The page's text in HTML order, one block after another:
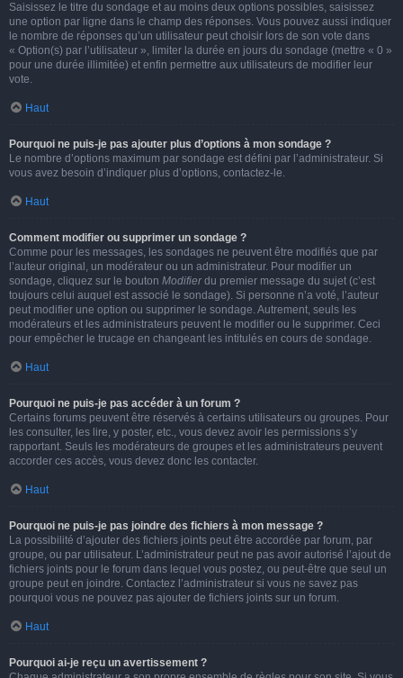
Saisissez le titre du sondage et au moins deux options possibles, saisissez
une option par ligne dans le champ des réponses. Vous pouvez aussi indiquer
le nombre de réponses qu’un utilisateur peut choisir lors de son vote dans
« Option(s) par l’utilisateur », limiter la durée en jours du sondage (mettre « 0 »
pour une durée illimitée) et enfin permettre aux utilisateurs de modifier leur
vote.
Haut
Pourquoi ne puis-je pas ajouter plus d’options à mon sondage ?
Le nombre d’options maximum par sondage est défini par l’administrateur. Si
vous avez besoin d’indiquer plus d’options, contactez-le.
Haut
Comment modifier ou supprimer un sondage ?
Comme pour les messages, les sondages ne peuvent être modifiés que par
l’auteur original, un modérateur ou un administrateur. Pour modifier un
sondage, cliquez sur le bouton Modifierdu premier message du sujet (c’est
toujours celui auquel est associé le sondage). Si personne n’a voté, l’auteur
peut modifier une option ou supprimer le sondage. Autrement, seuls les
modérateurs et les administrateurs peuvent le modifier ou le supprimer. Ceci
pour empêcher le trucage en changeant les intitulés en cours de sondage.
Haut
Pourquoi ne puis-je pas accéder à un forum ?
Certains forums peuvent être réservés à certains utilisateurs ou groupes. Pour
les consulter, les lire, y poster, etc., vous devez avoir les permissions s’y
rapportant. Seuls les modérateurs de groupes et les administrateurs peuvent
accorder ces accès, vous devez donc les contacter.
Haut
Pourquoi ne puis-je pas joindre des fichiers à mon message ?
La possibilité d’ajouter des fichiers joints peut être accordée par forum, par
groupe, ou par utilisateur. L’administrateur peut ne pas avoir autorisé l’ajout de
fichiers joints pour le forum dans lequel vous postez, ou peut-être que seul un
groupe peut en joindre. Contactez l’administrateur si vous ne savez pas
pourquoi vous ne pouvez pas ajouter de fichiers joints sur un forum.
Haut
Pourquoi ai-je reçu un avertissement ?